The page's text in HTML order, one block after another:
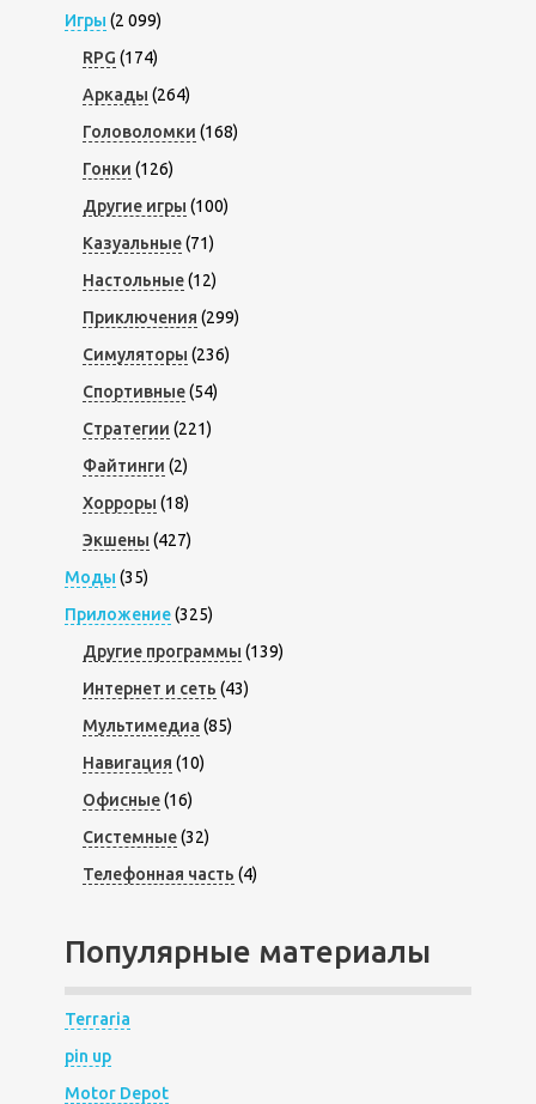
Игры (2 099)
RPG (174)
Аркады (264)
Головоломки (168)
Гонки (126)
Другие игры (100)
Казуальные(71)
Настольные(12)
Приключения (299)
Симуляторы (236)
Спортивные(54)
Стратегии (221)
Файтинги (2)
Хорроры (18)
Экшены (427)
Моды (35)
Приложение(325)
Другие программы (139)
Интернет и сеть (43)
Мультимедиа (85)
Навигация (10)
Офисные(16)
Системные(32)
Телефонная часть (4)
Популярные материалы
Terraria
pin up
Motor Depot